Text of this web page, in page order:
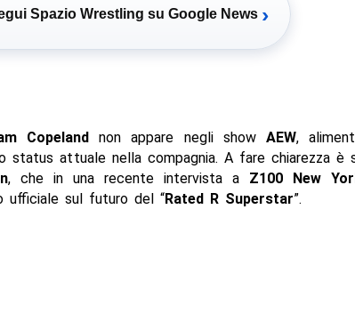
Spazio Wrestling su Google News ›
Copelandnon appare negli showAEW,
status attuale nella compagnia. A fare chiarezza è
, che in una recente intervista a Z100 New
ufficiale sul futuro del “Rated R Superstar”.